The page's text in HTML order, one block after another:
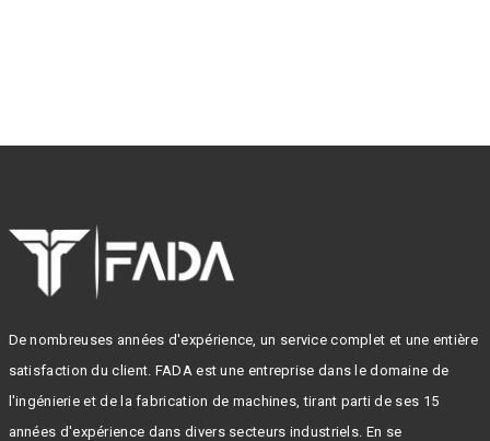
De nombreuses années d'expérience, un service complet et une entière
satisfaction du client. FADA est une entreprise dans le domaine de
l'ingénierie et de la fabrication de machines, tirant parti de ses 15
années d'expérience dans divers secteurs industriels. En se